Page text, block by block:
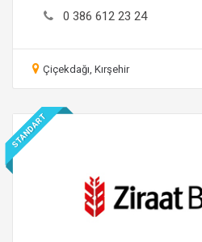
0 386 612 23 24
Çiçekdağı, Kırşehir
STANDART